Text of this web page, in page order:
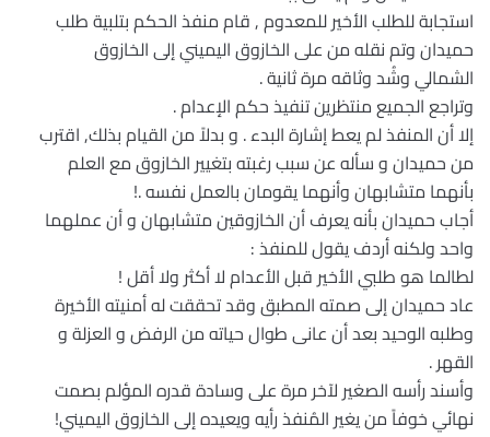
استجابة للطلب الأخير للمعدوم , قام منفذ الحكم بتلبية طلب
حميدان وتم نقله من على الخازوق اليميني إلى الخازوق
الشمالي وشُد وثاقه مرة ثانية .
وتراجع الجميع منتظرين تنفيذ حكم الإعدام .
إلا أن المنفذ لم يعط إشارة البدء . و بدلاً من القيام بذلك, اقترب
من حميدان و سأله عن سبب رغبته بتغيير الخازوق مع العلم
بأنهما متشابهان وأنهما يقومان بالعمل نفسه .!
أجاب حميدان بأنه يعرف أن الخازوقين متشابهان و أن عملهما
واحد ولكنه أردف يقول للمنفذ :
لطالما هو طلبي الأخير قبل الأعدام لا أكثر ولا أقل !
عاد حميدان إلى صمته المطبق وقد تحققت له أمنيته الأخيرة
وطلبه الوحيد بعد أن عانى طوال حياته من الرفض و العزلة و
القهر .
وأسند رأسه الصغير لآخر مرة على وسادة قدره المؤلم بصمت
نهائي خوفاً من يغير المُنفذ رأيه ويعيده إلى الخازوق اليميني!